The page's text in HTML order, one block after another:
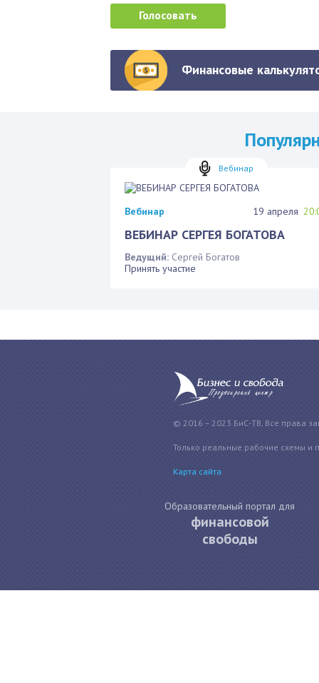
Финансовые
Вебинар
Вебинар 19 апреля
ВЕБИНАР СЕРГЕЯ БОГАТОВА
Ведущий: Сергей Богатов
Принять участие
© 2016 – 2023 БиС-ТВ, Все права
Только реальные рабочие схемы и
Карта сайта
Образовательный портал для
финансовой
свободы